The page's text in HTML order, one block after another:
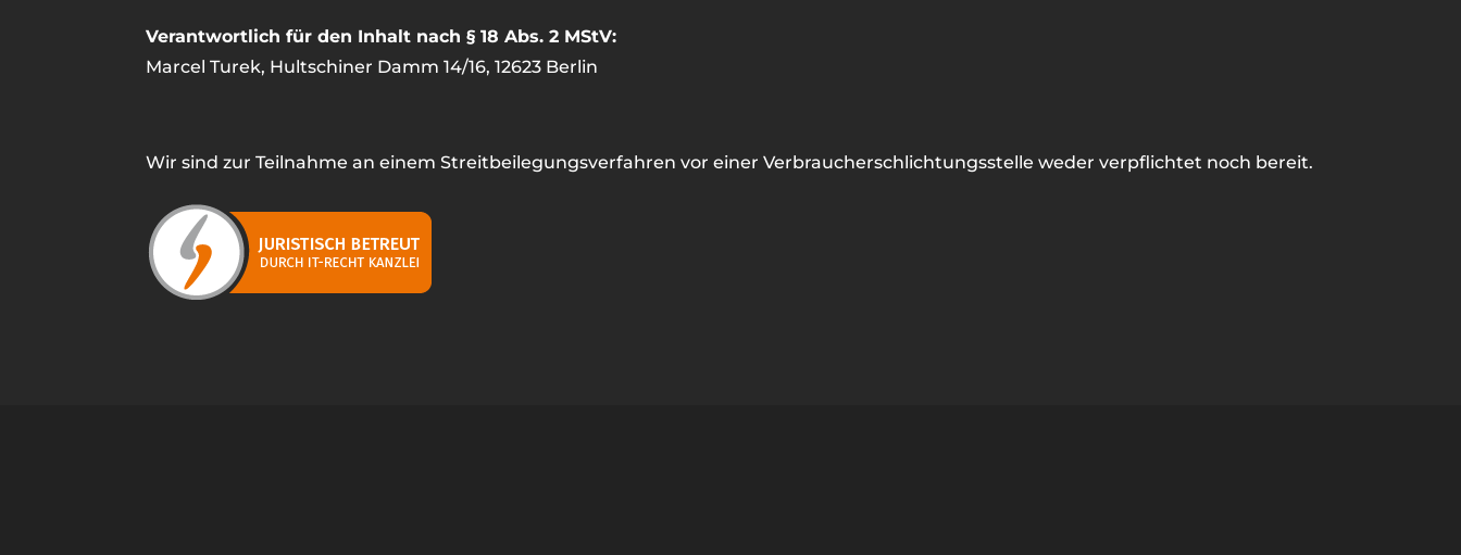
Verantwortlich für den Inhalt nach § 18 Abs. 2 MStV:
Marcel Turek, Hultschiner Damm 14/16, 12623 Berlin
Wir sind zur Teilnahme an einem Streitbeilegungsverfahren vor einer Verbraucherschlichtungsstelle weder verpflichtet noch bereit.